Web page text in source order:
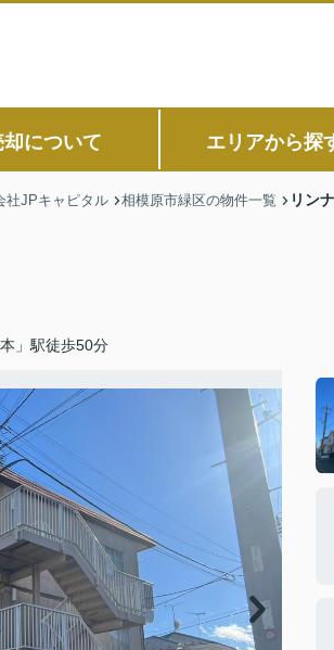
却について エリアから探
社JPキャピタル 相模原市緑区の物件一覧 リン
」駅徒歩50分